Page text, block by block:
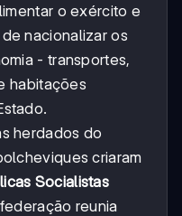
o exército e
nacionalizar os
- transportes,
habitações
herdados do
criaram
Socialistas
reunia